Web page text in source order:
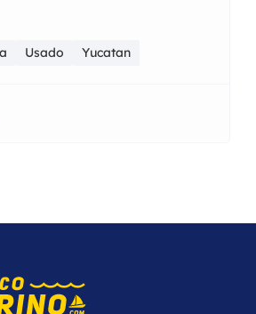
Usado Yucatan